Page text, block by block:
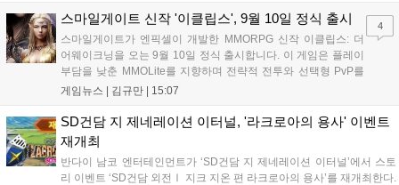
오프라인 연계 프로그램을 순차적으로 선보이며 e스포츠 생태계 확장에
스마일게이트 신작 '이클립스', 9월 10일 정식 출시
스마일게이트가 엔픽셀이 개발한 MMORPG 신작 이클립스: 더
어웨이크닝을 오는 9월 10일 정식 출시합니다. 이 게임은 플레이
부담을 낮춘 MMOLite를 지향하며 전략적 전투와 선택형 PvP를
특징으로 합니다. 현재 공식 홈페이지와 앱 마켓에서 사전등록을
니다. 또한 카카오톡 채널 추가 시 주차별 스페셜 쿠폰과 한정 스
킨, 경품 이벤트 등 풍성한 혜택을 마련해 이용자들의 기대를 모
으고 있습니다....
게임뉴스 | 김규만 | 15:07
4
SD건담 지 제네레이션 이터널, '라크로아의 용사' 이벤트
재개최
반다이 남코 엔터테인먼트가 ‘SD건담 지 제네레이션 이터널’에서 스토
리 이벤트 ‘SD건담 외전Ⅰ 지크 지온 편 라크로아의 용사’를 재개최한다.